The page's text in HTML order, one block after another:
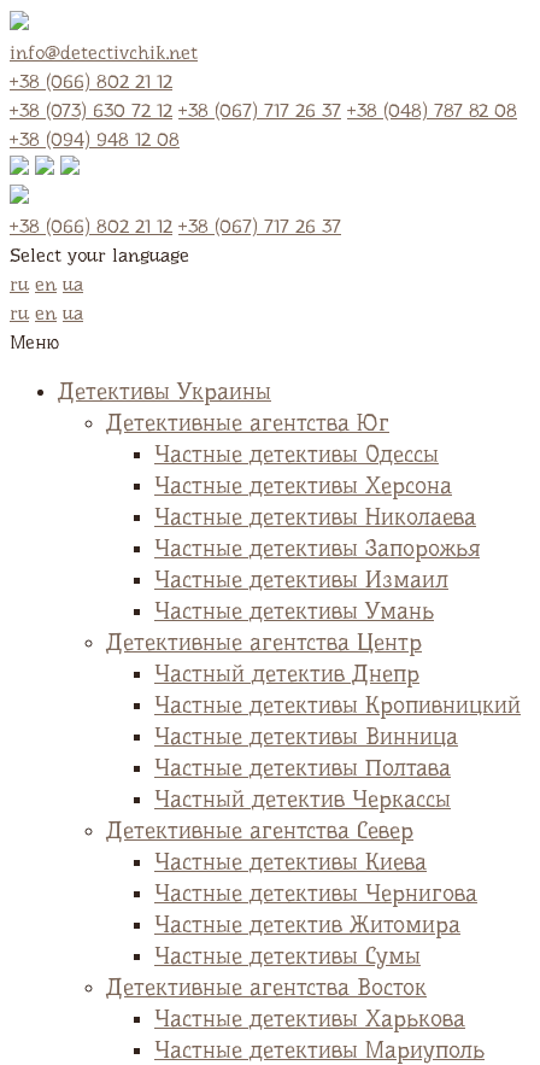
info@detectivchik.net
+38 (066) 802 21 12
+38 (073) 630 72 12 +38 (067) 717 26 37 +38 (048) 787 82 08
+38 (094) 948 12 08
+38 (066) 802 21 12 +38 (067) 717 26 37
Select your language
ru en ua
ru en ua
Меню
Детективы Украины
Детективные агентства Юг
Частные детективы Одессы
Частные детективы Херсона
Частные детективы Николаева
Частные детективы Запорожья
Частные детективы Измаил
Частные детективы Умань
Детективные агентства Центр
Частный детектив Днепр
Частные детективы Кропивницкий
Частные детективы Винница
Частные детективы Полтава
Частный детектив Черкассы
Детективные агентства Север
Частные детективы Киева
Частные детективы Чернигова
Частные детектив Житомира
Частные детективы Сумы
Детективные агентства Восток
Частные детективы Харькова
Частные детективы Мариуполь